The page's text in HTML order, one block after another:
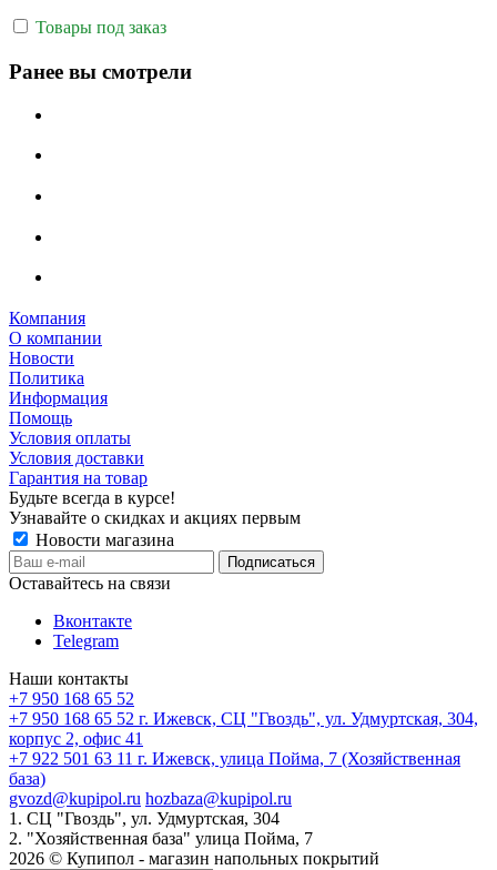
Товары под заказ
Ранее вы смотрели
Компания
О компании
Новости
Политика
Информация
Помощь
Условия оплаты
Условия доставки
Гарантия на товар
Будьте всегда в курсе!
Узнавайте о скидках и акциях первым
Новости магазина
Оставайтесь на связи
Вконтакте
Telegram
Наши контакты
+7 950 168 65 52
+7 950 168 65 52 г. Ижевск, СЦ "Гвоздь", ул. Удмуртская, 304,
корпус 2, офис 41
+7 922 501 63 11 г. Ижевск, улица Пойма, 7 (Хозяйственная
база)
gvozd@kupipol.ru hozbaza@kupipol.ru
1. СЦ "Гвоздь", ул. Удмуртская, 304
2. "Хозяйственная база" улица Пойма, 7
2026 © Купипол - магазин напольных покрытий